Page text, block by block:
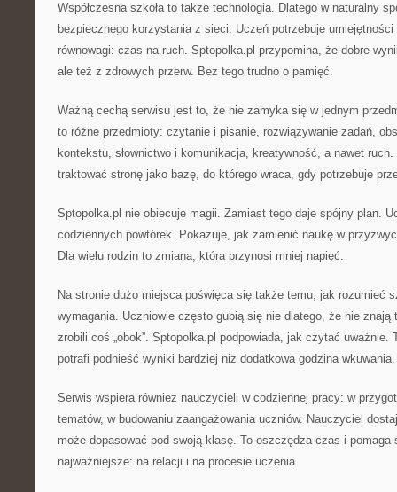
Współczesna szkoła to także technologia. Dlatego w naturalny
bezpiecznego korzystania z sieci. Uczeń potrzebuje umiejętności
równowagi: czas na ruch. Sptopolka.pl przypomina, że dobre
ale też z zdrowych przerw. Bez tego trudno o pamięć.
Ważną cechą serwisu jest to, że nie zamyka się w jednym
to różne przedmioty: czytanie i pisanie, rozwiązywanie zadań,
kontekstu, słownictwo i komunikacja, kreatywność, a nawet
traktować stronę jako bazę, do którego wraca, gdy potrzebuje
Sptopolka.pl nie obiecuje magii. Zamiast tego daje spójny plan.
codziennych powtórek. Pokazuje, jak zamienić naukę w
Dla wielu rodzin to zmiana, która przynosi mniej napięć.
Na stronie dużo miejsca poświęca się także temu, jak rozumieć
wymagania. Uczniowie często gubią się nie dlatego, że nie
zrobili coś „obok”. Sptopolka.pl podpowiada, jak czytać uważnie.
potrafi podnieść wyniki bardziej niż dodatkowa godzina wkuwania.
Serwis wspiera również nauczycieli w codziennej pracy: w
tematów, w budowaniu zaangażowania uczniów. Nauczyciel
może dopasować pod swoją klasę. To oszczędza czas i
najważniejsze: na relacji i na procesie uczenia.